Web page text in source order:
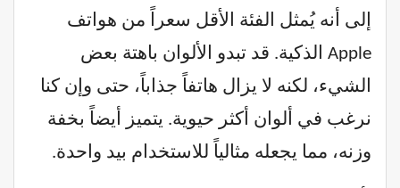
إلى أنه يُمثل الفئة الأقل سعراً من هواتف
Apple الذكية. قد تبدو الألوان باهتة بعض
الشيء، لكنه لا يزال هاتفاً جذاباً، حتى وإن كنا
نرغب في ألوان أكثر حيوية. يتميز أيضاً بخفة
وزنه، مما يجعله مثالياً للاستخدام بيد واحدة.